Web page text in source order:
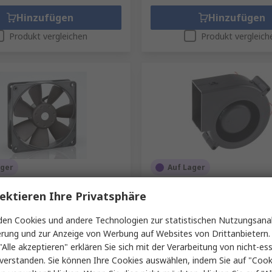
Hinzufügen
Produkt vergleichen
Hinzufügen
Produkt
210 mA, 2900 U/min, 170
263-7878
4414F
(1 Stück)
MwSt.) 42,41 €/Stück
Auf Lager
RS Best.-Nr.126-420
Herst. Teile-Nr.PMB1297PYB1-
Zwischensumme (1 Stück)
45,27 €(ohne MwSt.)
Ihre Privatsphäre
Cookies und andere Technologien zur statistischen
und zur Anzeige von Werbung auf Websites von
akzeptieren" erklären Sie sich mit der Verarbeitung von nicht-
Sie können Ihre Cookies auswählen, indem Sie auf